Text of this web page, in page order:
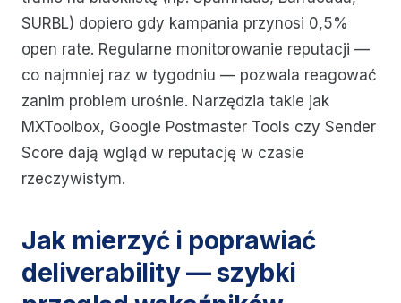
SURBL) dopiero gdy kampania przynosi 0,5%
open rate. Regularne monitorowanie reputacji —
co najmniej raz w tygodniu — pozwala reagować
zanim problem urośnie. Narzędzia takie jak
MXToolbox, Google Postmaster Tools czy Sender
Score dają wgląd w reputację w czasie
rzeczywistym.
Jak mierzyć i poprawiać
deliverability — szybki